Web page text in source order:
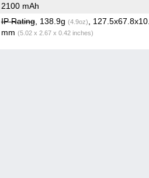
2100 mAh
IP Rating, 138.9g (4.9oz)
,
mm (5.02 x 2.67 x 0.42 inches)